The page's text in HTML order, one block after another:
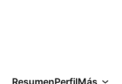
ResumenPerfilMás